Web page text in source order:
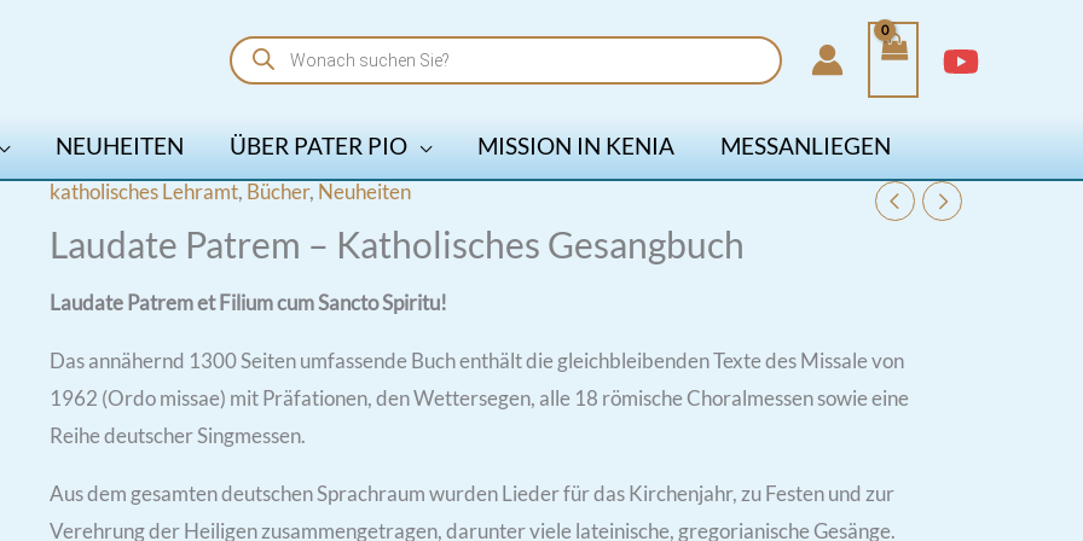
Products
search
NEUHEITEN ÜBER PATER PIO MISSION IN KENIA MESSANLIEGEN
katholisches Lehramt, Bücher, Neuheiten
Laudate Patrem – Katholisches Gesangbuch
Laudate Patrem et Filium cum Sancto Spiritu!
Das annähernd 1300 Seiten umfassende Buch enthält die gleichbleibenden Texte des Missale von
1962 (Ordo missae) mit Präfationen, den Wettersegen, alle 18 römische Choralmessen sowie eine
Reihe deutscher Singmessen.
Aus dem gesamten deutschen Sprachraum wurden Lieder für das Kirchenjahr, zu Festen und zur
Verehrung der Heiligen zusammengetragen, darunter viele lateinische, gregorianische Gesänge.